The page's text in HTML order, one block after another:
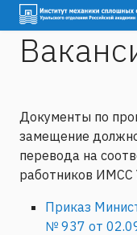
Документы по
замещение
перевода на
работников ИМСС
Приказ
№ 937 от